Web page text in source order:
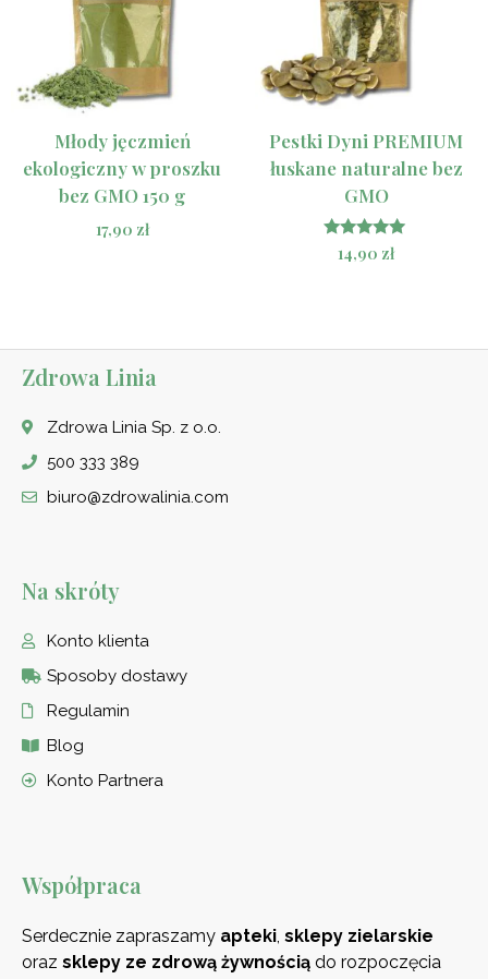
Młody jęczmień
ekologiczny w proszku
bez GMO 150 g
17,90 zł
Pestki Dyni PREMIUM
łuskane naturalne bez
GMO
Oceniono
5.00
14,90 zł
Zdrowa Linia
Zdrowa Linia Sp. z o.o.
500 333 389
biuro@zdrowalinia.com
Na skróty
Konto klienta
Sposoby dostawy
Regulamin
Blog
Konto Partnera
Współpraca
Serdecznie zapraszamy apteki, sklepy zielarskie
oraz sklepy ze zdrową żywnością do rozpoczęcia